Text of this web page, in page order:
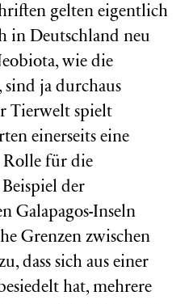
gelten eigentlich
in Deutschland neu
wie die
sind ja durchaus
Tierwelt spielt
einerseits eine
Rolle für die
der
Galapagos-Inseln
Grenzen zwischen
dass sich aus einer
hat, mehrere